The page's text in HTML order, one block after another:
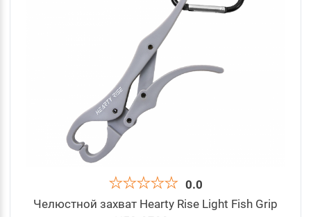
0.0
Челюстной захват Hearty Rise Light Fish Grip